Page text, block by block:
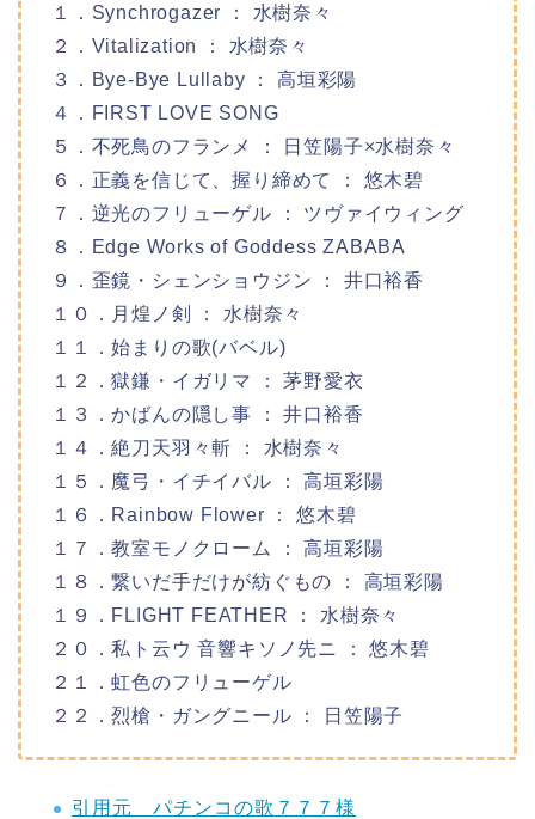
１．Synchrogazer ： 水樹奈々
２．Vitalization ： 水樹奈々
３．Bye-Bye Lullaby ： 高垣彩陽
４．FIRST LOVE SONG
５．不死鳥のフランメ ： 日笠陽子×水樹奈々
６．正義を信じて、握り締めて ： 悠木碧
７．逆光のフリューゲル ： ツヴァイウィング
８．Edge Works of Goddess ZABABA
９．歪鏡・シェンショウジン ： 井口裕香
１０．月煌ノ剣 ： 水樹奈々
１１．始まりの歌(バベル)
１２．獄鎌・イガリマ ： 茅野愛衣
１３．かばんの隠し事 ： 井口裕香
１４．絶刀天羽々斬 ： 水樹奈々
１５．魔弓・イチイバル ： 高垣彩陽
１６．Rainbow Flower ： 悠木碧
１７．教室モノクローム ： 高垣彩陽
１８．繋いだ手だけが紡ぐもの ： 高垣彩陽
１９．FLIGHT FEATHER ： 水樹奈々
２０．私ト云ウ 音響キソノ先ニ ： 悠木碧
２１．虹色のフリューゲル
２２．烈槍・ガングニール ： 日笠陽子
引用元 パチンコの歌７７７様